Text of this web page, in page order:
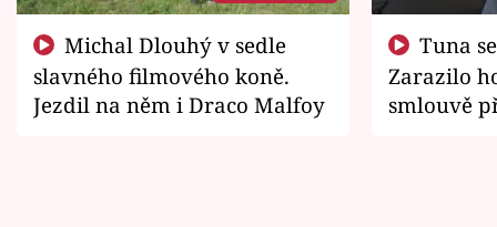
slavného filmového koně.
Jezdil na něm i Draco Malfoy
Zarazilo
smlouvě